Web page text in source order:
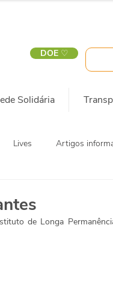
DOE ♡
Solidária
Lives Artigos
de Longa